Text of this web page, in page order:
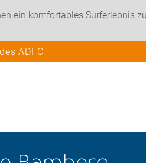
ein komfortables Surferlebnis
ADFC